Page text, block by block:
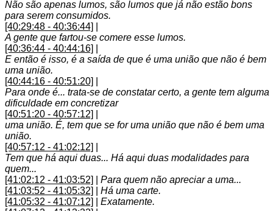
Não são apenas lumos, são lumos que já não estão bons
para serem consumidos.
[40:29:48 - 40:36:44]
A gente que fartou-se comere esse lumos.
[40:36:44 - 40:44:16]
E então é isso, é a saída de que é uma união que não é bem
uma união.
[40:44:16 - 40:51:20]
Para onde é... trata-se de constatar certo, a gente tem alguma
dificuldade em concretizar
[40:51:20 - 40:57:12]
uma união. É, tem que se for uma união que não é bem uma
união.
[40:57:12 - 41:02:12]
Tem que há aqui duas... Há aqui duas modalidades para
quem...
[41:02:12 - 41:03:52]
Para quem não apreciar a uma...
[41:03:52 - 41:05:32]
Há uma carte.
[41:05:32 - 41:07:12]
Exatamente.